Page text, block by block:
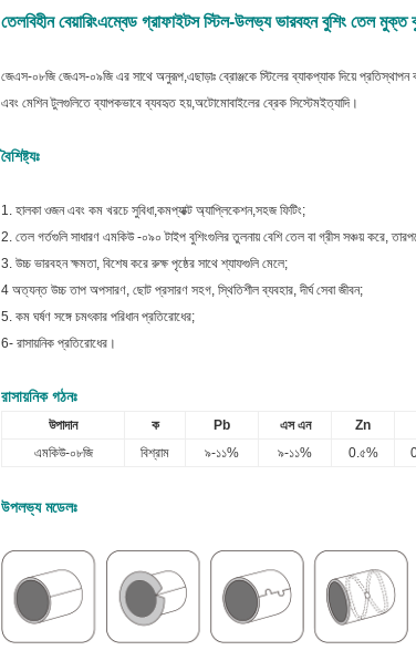
তেলবিহীন বেয়ারিংএম্বেড গ্রাফাইটস স্টিল-উলভ্য ভারবহন বুশিং তেল মুক্ত
জেএস-০৮জি জেএস-০৯জি এর সাথে অনুরূপ,এছাড়াঃ ব্রোঞ্জকে স্টিলের ব্যাকপ্যাক দিয়ে প্রতিস্থাপন
এবং মেশিন টুলগুলিতে ব্যাপকভাবে ব্যবহৃত হয়,অটোমোবাইলের ব্রেক সিস্টেমইত্যাদি।
বৈশিষ্ট্যঃ
1. হালকা ওজন এবং কম খরচে সুবিধা,কমপ্যাক্ট অ্যাপ্লিকেশন,সহজ ফিটিং;
2. তেল গর্তগুলি সাধারণ এমকিউ -০৯০ টাইপ বুশিংগুলির তুলনায় বেশি তেল বা গ্রীস সঞ্চয় করে,
3. উচ্চ ভারবহন ক্ষমতা, বিশেষ করে রুক্ষ পৃষ্ঠের সাথে শ্যাফগুলি মেলে;
4 অত্যন্ত উচ্চ তাপ অপসারণ, ছোট প্রসারণ সহগ, স্থিতিশীল ব্যবহার, দীর্ঘ সেবা জীবন;
5. কম ঘর্ষণ সঙ্গে চমৎকার পরিধান প্রতিরোধের;
6- রাসায়নিক প্রতিরোধের।
রাসায়নিক গঠনঃ
উপাদান ক Pb এস এন Zn
এমকিউ-০৮জি
বিশ্রাম ৯-১১% ৯-১১% 0.৫%
উপলভ্য মডেলঃ